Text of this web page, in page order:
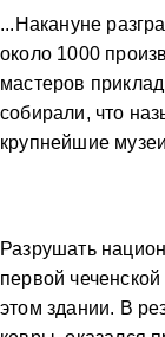
...Накануне
около 1000
мастеров
собирали, что
крупнейшие
Разрушать
первой
этом здании. В